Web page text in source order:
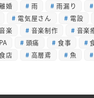
婚 雨 雨漏り
電気屋さん 電設
楽 音楽制作
音楽
頭痛 食事
店 高層鳶 魚